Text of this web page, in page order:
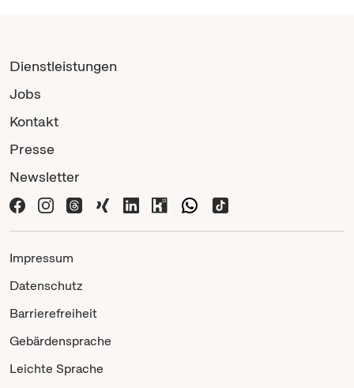
Dienstleistungen
Jobs
Kontakt
Presse
Newsletter
Impressum
Datenschutz
Barrierefreiheit
Gebärdensprache
Leichte Sprache